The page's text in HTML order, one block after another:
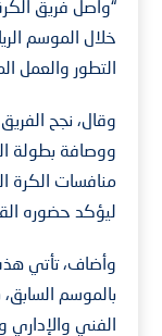
“واصل فريق
خلال الموسم
التطور والعمل
وقال، نجح
ووصافة بطولة
منافسات الكرة
ليؤكد حضوره
وأضاف، تأتي هذه
بالموسم
الفني والإداري